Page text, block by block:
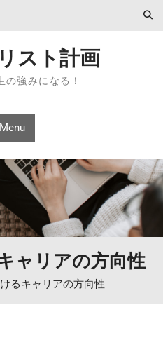
スト計画
の強みになる！
Menu
ャリアの方向性
るキャリアの方向性